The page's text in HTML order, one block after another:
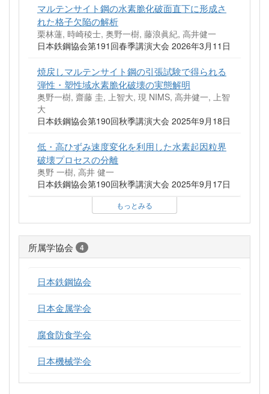
マルテンサイト鋼の水素脆化破面直下に形成さ
れた格子欠陥の解析
栗林蓮, 時崎稜士, 奥野一樹, 藤浪眞紀, 高井健一
日本鉄鋼協会第191回春季講演大会 2026年3月11日
焼戻しマルテンサイト鋼の引張試験で得られる
弾性・塑性域水素脆化破壊の実態解明
奥野一樹, 齋藤 圭, 上智大, 現 NIMS, 高井健一, 上智
大
日本鉄鋼協会第190回秋季講演大会 2025年9月18日
低・高ひずみ速度変化を利用した水素起因粒界
破壊プロセスの分離
奥野 一樹, 高井 健一
日本鉄鋼協会第190回秋季講演大会 2025年9月17日
もっとみる
所属学協会 4
日本鉄鋼協会
日本金属学会
腐食防食学会
日本機械学会